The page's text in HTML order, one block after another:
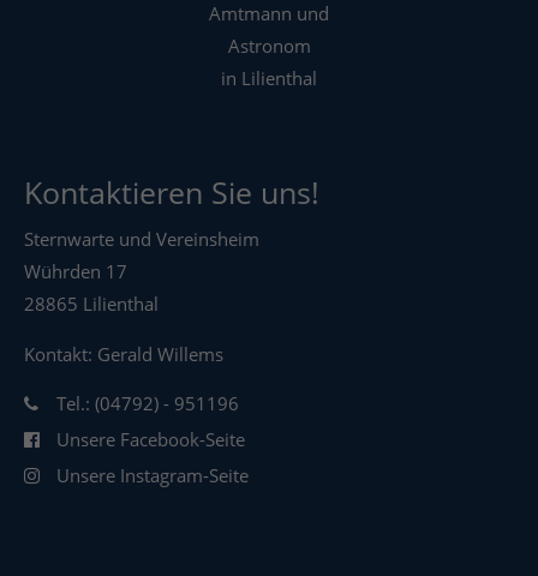
Amtmann und
Astronom
in Lilienthal
Kontaktieren Sie uns!
Sternwarte und Vereinsheim
Wührden 17
28865 Lilienthal
Kontakt: Gerald Willems
Tel.: (04792) - 951196
Unsere Facebook-Seite
Unsere Instagram-Seite